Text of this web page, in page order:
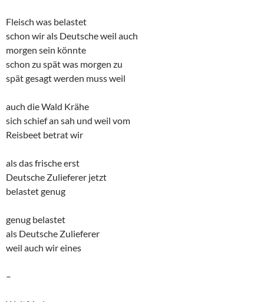
Fleisch was belastet
schon wir als Deutsche weil auch
morgen sein könnte
schon zu spät was morgen zu
spät gesagt werden muss weil
auch die Wald Krähe
sich schief an sah und weil vom
Reisbeet betrat wir
als das frische erst
Deutsche Zulieferer jetzt
belastet genug
genug belastet
als Deutsche Zulieferer
weil auch wir eines
–